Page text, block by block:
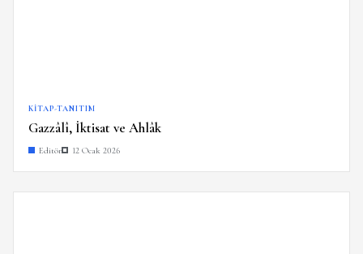
KITAP-TANITIM
Gazzâlî, İktisat ve Ahlâk
Editör 12 Ocak 2026